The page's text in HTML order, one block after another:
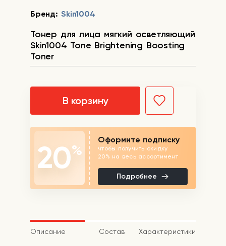
Бренд: Skin1004
Тонер для лица мягкий осветляющий
Skin1004 Tone Brightening Boosting
Toner
В корзину
20%
Оформите подписку
чтобы получить скидку
20% на весь ассортимент
Подробнее
Описание Состав Характеристики